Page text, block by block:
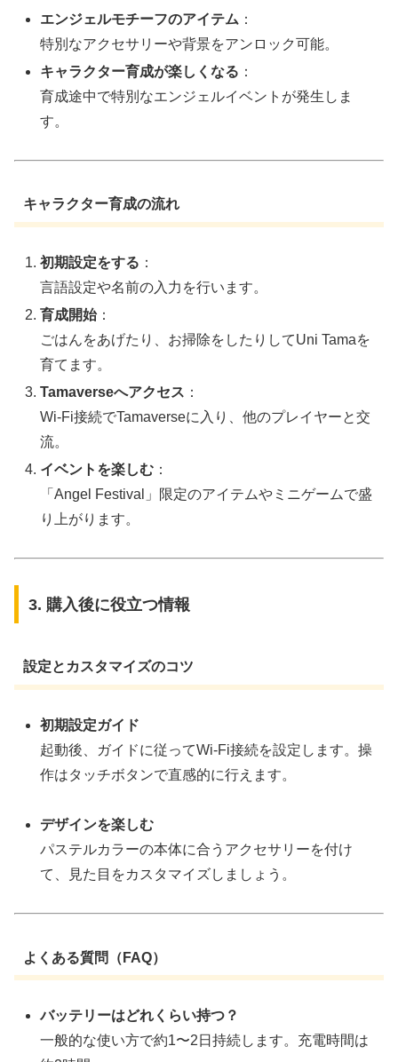
エンジェルモチーフのアイテム ：
特別なアクセサリーや背景をアンロック可能。
キャラクター育成が楽しくなる ：
育成途中で特別なエンジェルイベントが発生しま
す。
キャラクター育成の流れ
初期設定をする ：
言語設定や名前の入力を行います。
育成開始：
ごはんをあげたり、お掃除をしたりしてUni Tamaを
育てます。
Tamaverseへアクセス ：
Wi-Fi接続でTamaverseに入り、他のプレイヤーと交
流。
イベントを楽しむ ：
「Angel Festival」限定のアイテムやミニゲームで盛
り上がります。
3. 購入後に役立つ情報
設定とカスタマイズのコツ
初期設定ガイド
起動後、ガイドに従ってWi-Fi接続を設定します。操
作はタッチボタンで直感的に行えます。
デザインを楽しむ
パステルカラーの本体に合うアクセサリーを付け
て、見た目をカスタマイズしましょう。
よくある質問（FAQ）
バッテリーはどれくらい持つ？
一般的な使い方で約1〜2日持続します。充電時間は